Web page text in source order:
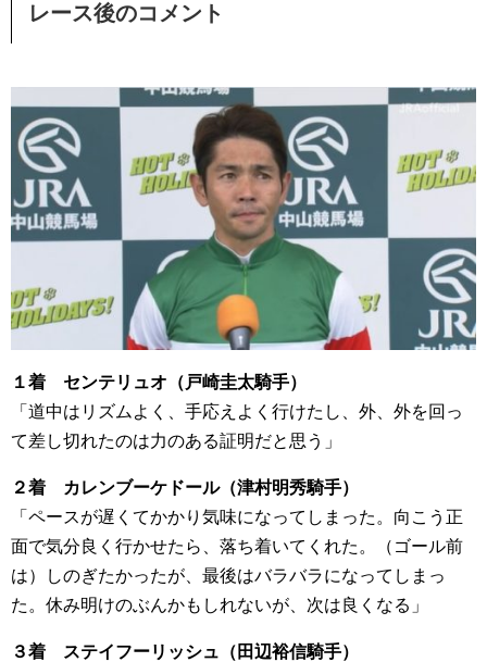
レース後のコメント
１着 センテリュオ（戸崎圭太騎手）
「道中はリズムよく、手応えよく行けたし、外、外を回っ
て差し切れたのは力のある証明だと思う」
２着 カレンブーケドール（津村明秀騎手）
「ペースが遅くてかかり気味になってしまった。向こう正
面で気分良く行かせたら、落ち着いてくれた。（ゴール前
は）しのぎたかったが、最後はバラバラになってしまっ
た。休み明けのぶんかもしれないが、次は良くなる」
３着 ステイフーリッシュ（田辺裕信騎手）